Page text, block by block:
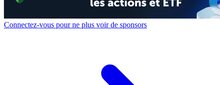
Connectez-vous pour ne plus voir de sponsors